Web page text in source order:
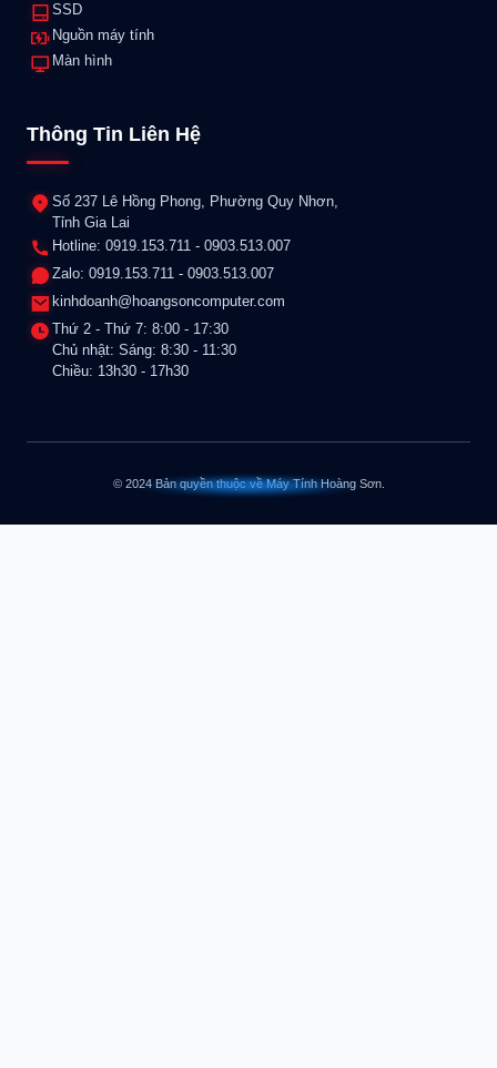
SSD
Nguồn máy tính
Màn hình
Thông Tin Liên Hệ
Số 237 Lê Hồng Phong, Phường Quy Nhơn,
Tỉnh Gia Lai
Hotline: 0919.153.711 - 0903.513.007
Zalo: 0919.153.711 - 0903.513.007
kinhdoanh@hoangsoncomputer.com
Thứ 2 - Thứ 7: 8:00 - 17:30
Chủ nhật: Sáng: 8:30 - 11:30
Chiều: 13h30 - 17h30
© 2024 Bản quyền thuộc về Máy Tính Hoàng Sơn.